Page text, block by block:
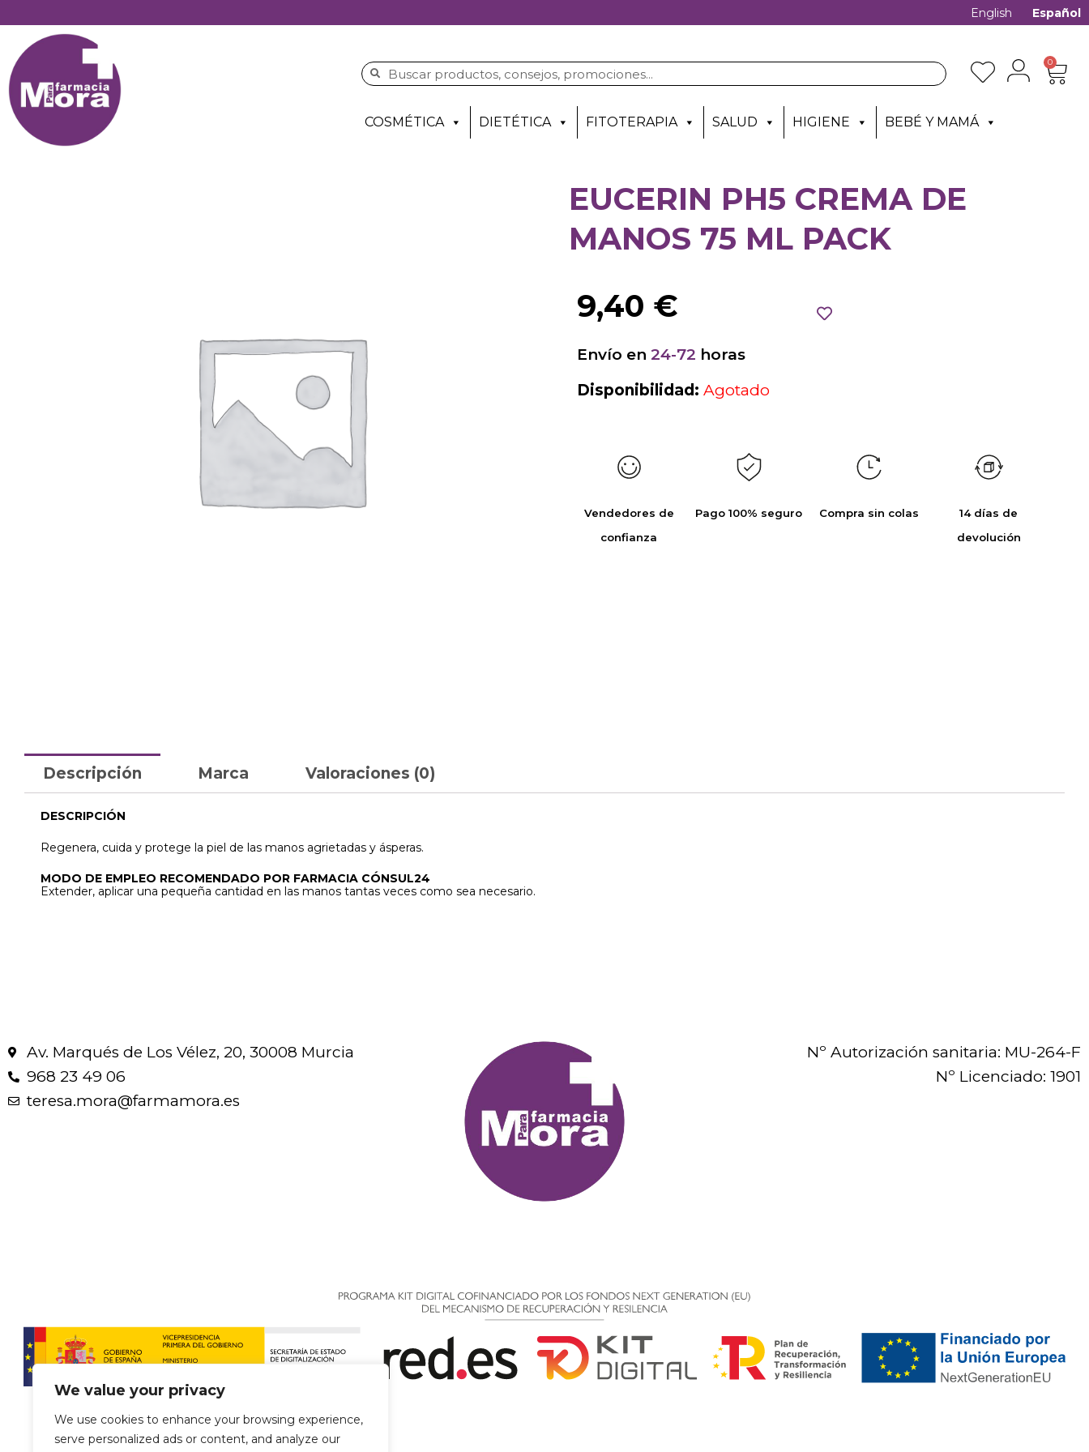
We value your privacy
We use cookies to enhance your browsing experience,
serve personalized ads or content, and analyze our
English Español
0
COSMÉTICA DIETÉTICA FITOTERAPIA SALUD HIGIENE BEBÉ Y MAMÁ
EUCERIN PH5 CREMA DE
MANOS 75 ML PACK
9,40 €
Envío en 24-72 horas
Disponibilidad: Agotado
Vendedores de
confianza
Pago 100% seguro Compra sin colas
14 días de
devolución
Descripción Marca Valoraciones (0)
DESCRIPCIÓN
Regenera, cuida y protege la piel de las manos agrietadas y ásperas.
MODO DE EMPLEO RECOMENDADO POR FARMACIA CÓNSUL24
Extender, aplicar una pequeña cantidad en las manos tantas veces como sea necesario.
Av. Marqués de Los Vélez, 20, 30008 Murcia
968 23 49 06
teresa.mora@farmamora.es
Nº Autorización sanitaria: MU-264-F
Nº Licenciado: 1901